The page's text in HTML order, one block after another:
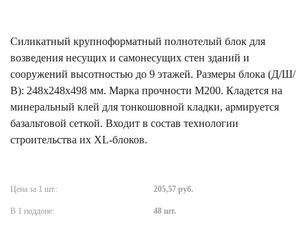
Силикатный крупноформатный полнотелый блок для
возведения несущих и самонесущих стен зданий и
сооружений высотностью до 9 этажей. Размеры блока (Д/Ш/
В): 248х248х498 мм. Марка прочности М200. Кладется на
минеральный клей для тонкошовной кладки, армируется
базальтовой сеткой. Входит в состав технологии
строительства их XL-блоков.
Цена за 1 шт.: 205,57 руб.
В 1 поддоне: 48 шт.